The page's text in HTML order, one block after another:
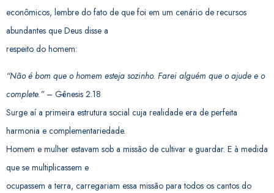
econômicos, lembre do fato de que foi em um cenário de recursos
abundantes que Deus disse a
respeito do homem:
“Não é bom que o homem esteja sozinho. Farei alguém que o ajude e o
complete.”– Gênesis 2.18
Surge aí a primeira estrutura social cuja realidade era de perfeita
harmonia e complementariedade.
Homem e mulher estavam sob a missão de cultivar e guardar. E à medida
que se multiplicassem e
ocupassem a terra, carregariam essa missão para todos os cantos do